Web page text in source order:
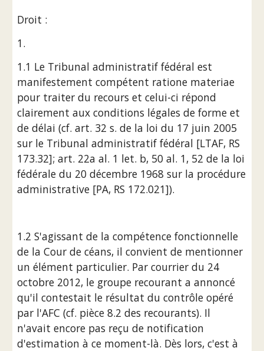
Droit :
1.
1.1 Le Tribunal administratif fédéral est
manifestement compétent ratione materiae
pour traiter du recours et celui-ci répond
clairement aux conditions légales de forme et
de délai (cf. art. 32 s. de la loi du 17 juin 2005
sur le Tribunal administratif fédéral [LTAF, RS
173.32]; art. 22a al. 1 let. b, 50 al. 1, 52 de la loi
fédérale du 20 décembre 1968 sur la procédure
administrative [PA, RS 172.021]).
1.2 S'agissant de la compétence fonctionnelle
de la Cour de céans, il convient de mentionner
un élément particulier. Par courrier du 24
octobre 2012, le groupe recourant a annoncé
qu'il contestait le résultat du contrôle opéré
par l'AFC (cf. pièce 8.2 des recourants). Il
n'avait encore pas reçu de notification
d'estimation à ce moment-là. Dès lors, c'est à